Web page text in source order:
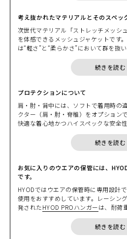
範囲が広くてストレスのない運動性を
させています。バイクを降りた時のシ
りました。身に纏っていただくと、そ
だけると思います。
考え抜かれたマテリアルとそのスペッ
次世代マテリアル「ストレッチメッシ
を体感できるメッシュジャケットです
は“軽さ”と“柔らかさ”において群を抜
していただけると思います。続きを読む
プロテクションについて
肩・肘・背中には、ソフトで着用時の
クター（肩・肘・脊椎）をオプション
快適な着心地かつハイスペックな安全
E規格」をクリアしています。
すでにD3O®プロテクターを装備した
こともできます。
＊胸部のプロテクション効果を高める
「HYOD D3O® AIR CHEST
＊セパレートタイプの「 HYOD D3O®
parate」はジャケットの仕様上、取り
また、バックボーン（脊椎）にオプシ
バックボーンプロテクター
を装備する
続きを読む
お気に入りのウエアの保管には、
です。
HYODではウエアの保管時に専用設計
使用をおすすめしています。レーシン
発されたHYOD PROハンガーは、耐荷
エアにもご利用が可能で、ビクともし
が自慢です。ぜひ大切なウエアの保管
続きを読む
カラー・サイズ選択
BLACK
BLACK/BLUE
¥35,090(税込)
BLACK/BLUE
¥35,090(税込)
¥35,090(税込)